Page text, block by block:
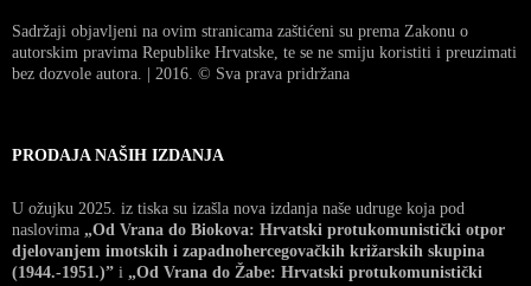
Sadržaji objavljeni na ovim stranicama zaštićeni su prema Zakonu o
autorskim pravima Republike Hrvatske, te se ne smiju koristiti i preuzimati
bez dozvole autora. | 2016. © Sva prava pridržana
PRODAJA NAŠIH IZDANJA
U ožujku 2025. iz tiska su izašla nova izdanja naše udruge koja pod
naslovima „Od Vrana do Biokova: Hrvatski protukomunistički otpor
djelovanjem imotskih i zapadnohercegovačkih križarskih skupina
(1944.-1951.)” i „Od Vrana do Žabe: Hrvatski protukomunistički